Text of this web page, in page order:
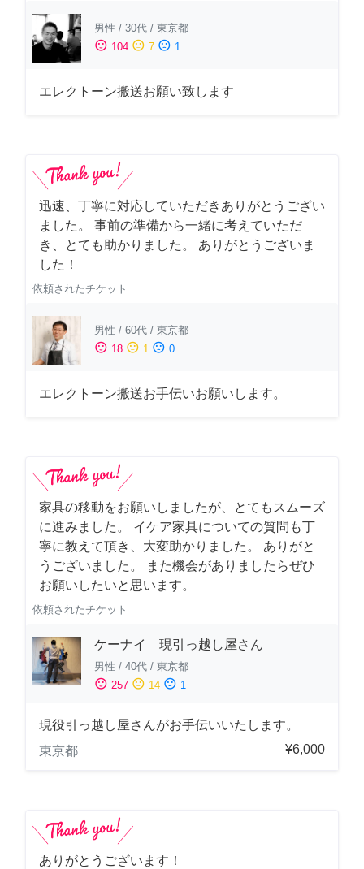
男性 / 30代 / 東京都
sentiment_satisfied 104 sentiment_neutral 7 sentiment_dissatisfied 1
エレクトーン搬送お願い致します
迅速、丁寧に対応していただきありがとうござい
ました。 事前の準備から一緒に考えていただ
き、とても助かりました。 ありがとうございま
した！
依頼されたチケット
男性 / 60代 / 東京都
sentiment_satisfied 18 sentiment_neutral 1 sentiment_dissatisfied 0
エレクトーン搬送お手伝いお願いします。
家具の移動をお願いしましたが、とてもスムーズ
に進みました。 イケア家具についての質問も丁
寧に教えて頂き、大変助かりました。 ありがと
うございました。 また機会がありましたらぜひ
お願いしたいと思います。
依頼されたチケット
ケーナイ 現引っ越し屋さん
男性 / 40代 / 東京都
sentiment_satisfied 257 sentiment_neutral 14 sentiment_dissatisfied 1
現役引っ越し屋さんがお手伝いいたします。
東京都
¥6,000
ありがとうございます！